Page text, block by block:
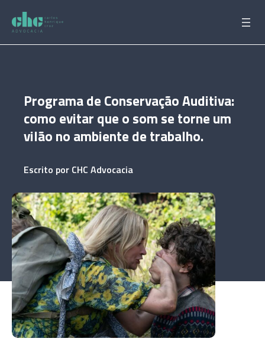
para
conteúdo
Programa de Conservação Auditiva:
como evitar que o som se torne um
vilão no ambiente de trabalho.
Escrito por CHC Advocacia